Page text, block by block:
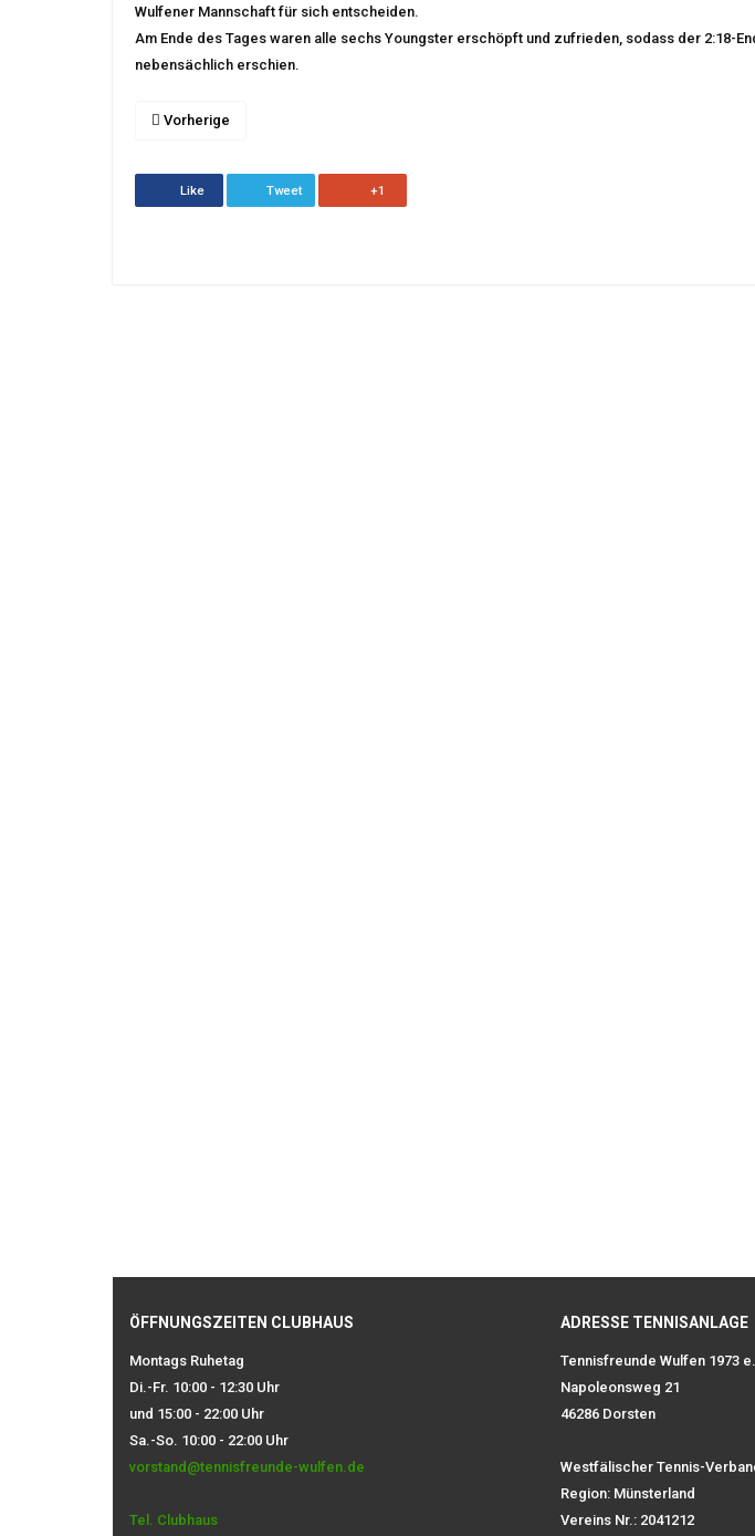
Wulfener Mannschaft für sich entscheiden.
Am Ende des Tages waren alle sechs Youngster erschöpft und zufrieden, sodass der 2:18-
nebensächlich erschien.
Vorherige
Like Tweet +1
ÖFFNUNGSZEITEN CLUBHAUS
Montags Ruhetag
Di.-Fr. 10:00 - 12:30 Uhr
und 15:00 - 22:00 Uhr
Sa.-So. 10:00 - 22:00 Uhr
vorstand@tennisfreunde-wulfen.de
Tel. Clubhaus
ADRESSE TENNISANLAGE
Tennisfreunde Wulfen 1973
Napoleonsweg 21
46286 Dorsten
Westfälischer Tennis-
Region: Münsterland
Vereins Nr.: 2041212